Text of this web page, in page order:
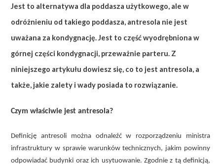
Jest to alternatywa dla poddasza użytkowego, ale w
odróżnieniu od takiego poddasza, antresola nie jest
uważana za kondygnację. Jest to część wyodrębniona w
górnej części kondygnacji, przeważnie parteru. Z
niniejszego artykułu dowiesz się, co to jest antresola, a
także, jakie zalety i wady posiada to rozwiązanie.
Czym właściwie jest antresola?
Definicję antresoli można odnaleźć w rozporządzeniu ministra
infrastruktury w sprawie warunków technicznych, jakim powinny
odpowiadać budynki oraz ich usytuowanie. Zgodnie z tą definicją,